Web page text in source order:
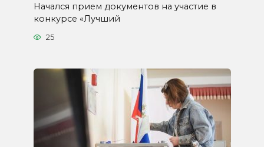
Начался прием документов на участие в
конкурсе «Лучший
25